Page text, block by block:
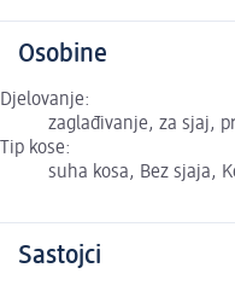
Osobine
Djelovanje:
zaglađivanje, za sjaj,
Tip kose:
suha kosa, Bez sjaja,
Sastojci